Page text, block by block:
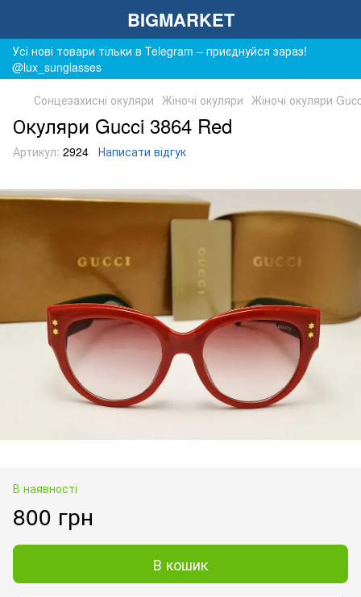
BIGMARKET
Усі нові товари тільки в Telegram – приєднуйся зараз!
@lux_sunglasses
Сонцезахисні окуляри Жіночі окуляри Жіночі окуляри
Окуляри Gucci 3864 Red
Артикул: 2924 Написати відгук
В наявності
800 грн
В кошик